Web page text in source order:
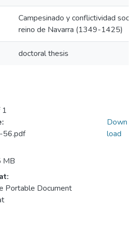
Campesinado y conflictividad
reino de Navarra (1349-1425)
doctoral thesis
1
MB
Portable Document
Down
load